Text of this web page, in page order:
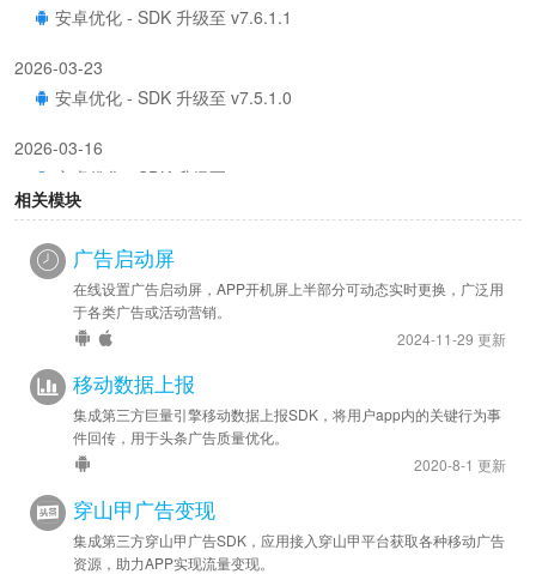
安卓优化 - SDK 升级至 v7.6.1.1
2026-03-23
安卓优化 - SDK 升级至 v7.5.1.0
2026-03-16
安卓优化 - SDK 升级至 v7.4.2.0
2026-01-19
安卓新增 - 已提供隐私开关配置项及对应 js 接口
安卓优化 - SDK 升级至 v7.4.0.7
2025-12-22
安卓优化 - SDK 升级至 v7.3.0.7
苹果优化 - SDK 升级至 v7.3.0.4
2025-09-19
安卓优化 - SDK 升级至 v7.1.3.2
2025-09-16
安卓优化 - SDK 升级至 v7.1.1.4
相关模块
广告启动屏
在线设置广告启动屏，APP开机屏上半部分可动态实时更换，广泛用
于各类广告或活动营销。
2024-11-29 更新
移动数据上报
集成第三方巨量引擎移动数据上报SDK，将用户app内的关键行为事
件回传，用于头条广告质量优化。
2020-8-1 更新
穿山甲广告变现
集成第三方穿山甲广告SDK，应用接入穿山甲平台获取各种移动广告
资源，助力APP实现流量变现。